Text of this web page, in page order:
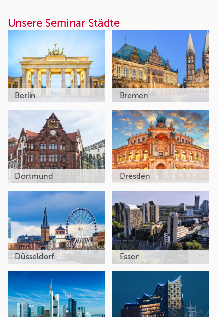
Unsere Seminar Städte
Berlin Bremen
Dortmund Dresden
Düsseldorf Essen